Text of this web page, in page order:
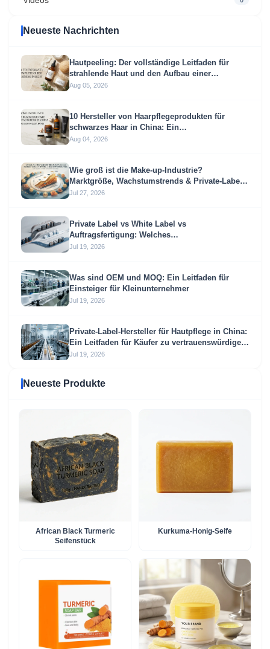
Neueste Nachrichten
Hautpeeling: Der vollständige Leitfaden für
strahlende Haut und den Aufbau einer
profitablen Peeling-Marke
Aug 05, 2026
10 Hersteller von Haarpflegeprodukten für
schwarzes Haar in China: Ein
Beschaffungsleitfaden für globale Marken
Aug 04, 2026
Wie groß ist die Make-up-Industrie?
Marktgröße, Wachstumstrends & Private-Label-
Möglichkeiten
Jul 27, 2026
Private Label vs White Label vs
Auftragsfertigung: Welches
Beschaffungsmodell passt zu Ihrem
Jul 19, 2026
Was sind OEM und MOQ: Ein Leitfaden für
Einsteiger für Kleinunternehmer
Jul 19, 2026
Private-Label-Hersteller für Hautpflege in China:
Ein Leitfaden für Käufer zu vertrauenswürdigen
OEM- und ODM-Partnern
Jul 19, 2026
Neueste Produkte
African Black Turmeric
Seifenstück
Kurkuma-Honig-Seife